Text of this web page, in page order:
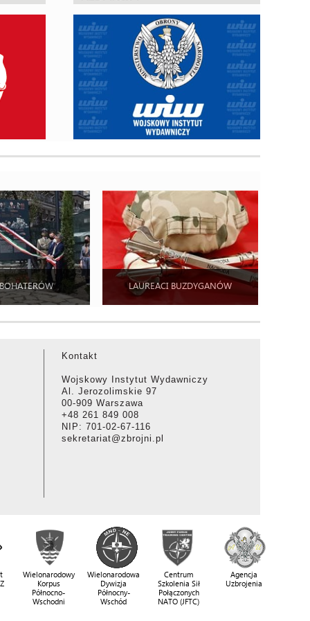
LAUREACI BUZDYGANÓW
Kontakt
Wojskowy Instytut Wydawniczy
Al. Jerozolimskie 97
00-909 Warszawa
+48 261 849 008
NIP: 701-02-67-116
sekretariat@zbrojni.pl
Wielonarodowy
Korpus
Północno-
Wschodni
Wielonarodowa
Dywizja
Północny-
Wschód
Centrum
Szkolenia Sił
Połączonych
NATO (JFTC)
Agencja
Uzbrojenia